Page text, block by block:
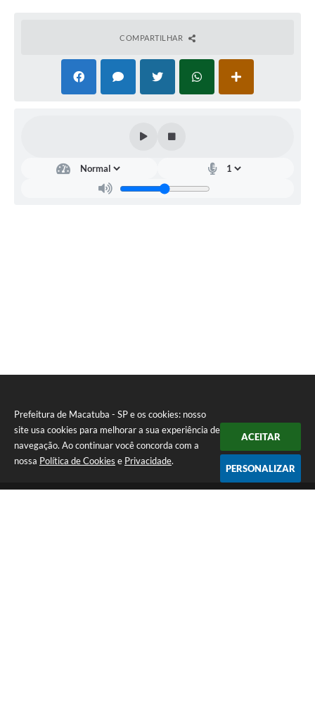
Prefeitura de Macatuba - SP e os cookies: nosso
site usa cookies para melhorar a sua experiência de
navegação. Ao continuar você concorda com a
nossa Política de Cookies e Privacidade.
ACEITAR
PERSONALIZAR
COMPARTILHAR